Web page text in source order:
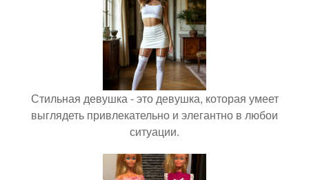
Стильная девушка - это девушка, которая умеет
выглядеть привлекательно и элегантно в любои
ситуации.